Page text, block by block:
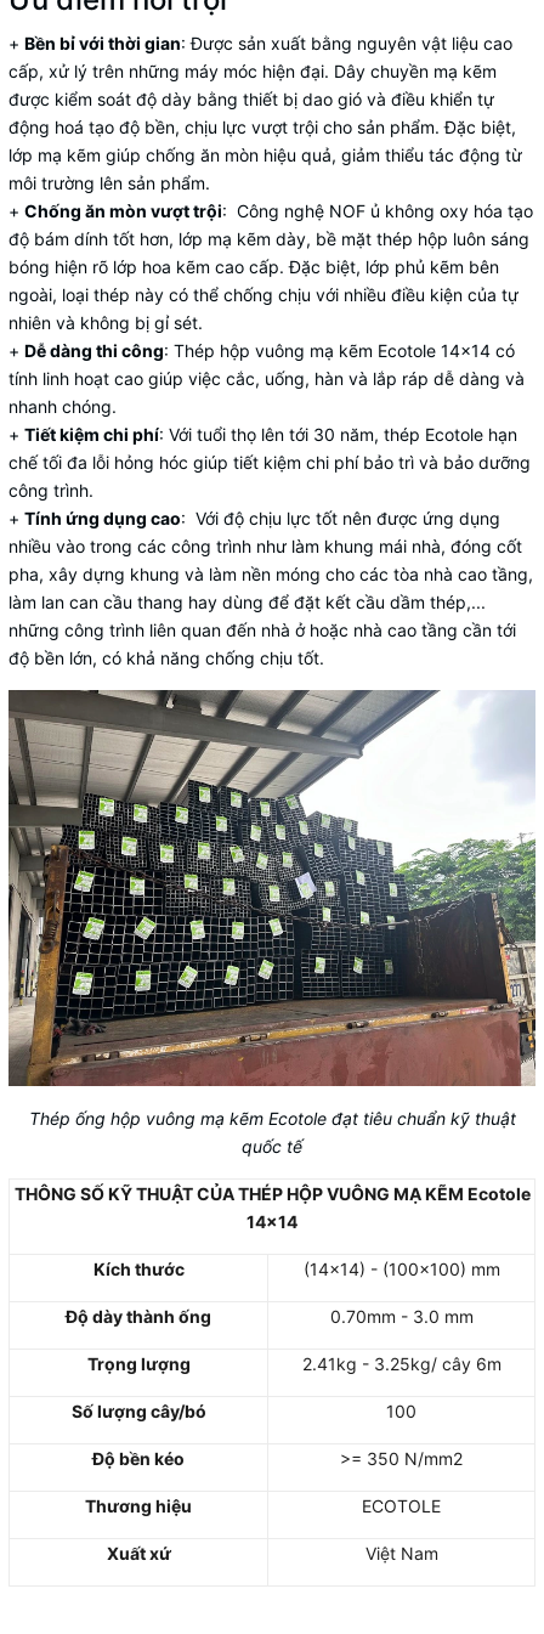
+ Bền bỉ với thời gian: Được sản xuất bằng nguyên vật liệu cao
cấp, xử lý trên những máy móc hiện đại. Dây chuyền mạ kẽm
được kiểm soát độ dày bằng thiết bị dao gió và điều khiển tự
động hoá tạo độ bền, chịu lực vượt trội cho sản phẩm. Đặc biệt,
lớp mạ kẽm giúp chống ăn mòn hiệu quả, giảm thiểu tác động từ
môi trường lên sản phẩm.
+ Chống ăn mòn vượt trội: Công nghệ NOF ủ không oxy hóa tạo
độ bám dính tốt hơn, lớp mạ kẽm dày, bề mặt thép hộp luôn sáng
bóng hiện rõ lớp hoa kẽm cao cấp. Đặc biệt, lớp phủ kẽm bên
ngoài, loại thép này có thể chống chịu với nhiều điều kiện của tự
nhiên và không bị gỉ sét.
+ Dễ dàng thi công: Thép hộp vuông mạ kẽm Ecotole 14x14 có
tính linh hoạt cao giúp việc cắc, uống, hàn và lắp ráp dễ dàng và
nhanh chóng.
+ Tiết kiệm chi phí: Với tuổi thọ lên tới 30 năm, thép Ecotole hạn
chế tối đa lỗi hỏng hóc giúp tiết kiệm chi phí bảo trì và bảo dưỡng
công trình.
+ Tính ứng dụng cao: Với độ chịu lực tốt nên được ứng dụng
nhiều vào trong các công trình như làm khung mái nhà, đóng cốt
pha, xây dựng khung và làm nền móng cho các tòa nhà cao tầng,
làm lan can cầu thang hay dùng để đặt kết cầu dầm thép,...
những công trình liên quan đến nhà ở hoặc nhà cao tầng cần tới
độ bền lớn, có khả năng chống chịu tốt.
Thép ống hộp vuông mạ kẽm Ecotole đạt tiêu chuẩn kỹ thuật
quốc tế
THÔNG SỐ KỸ THUẬT CỦA THÉP HỘP VUÔNG MẠ KẼM Ecotole
14x14
Kích thước (14x14) - (100x100) mm
Độ dày thành ống 0.70mm - 3.0 mm
Trọng lượng 2.41kg - 3.25kg/ cây 6m
Số lượng cây/bó 100
Độ bền kéo >= 350 N/mm2
Thương hiệu ECOTOLE
Xuất xứ Việt Nam